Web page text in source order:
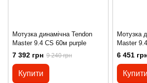
Мотузка динамічна Tendon
Master 9.4 CS 60м purple
7 392 грн 9 240 грн
Купити
Мотузка
Master
6 451
Купити